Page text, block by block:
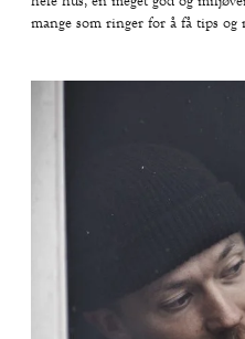
mange som ringer for å få tips og